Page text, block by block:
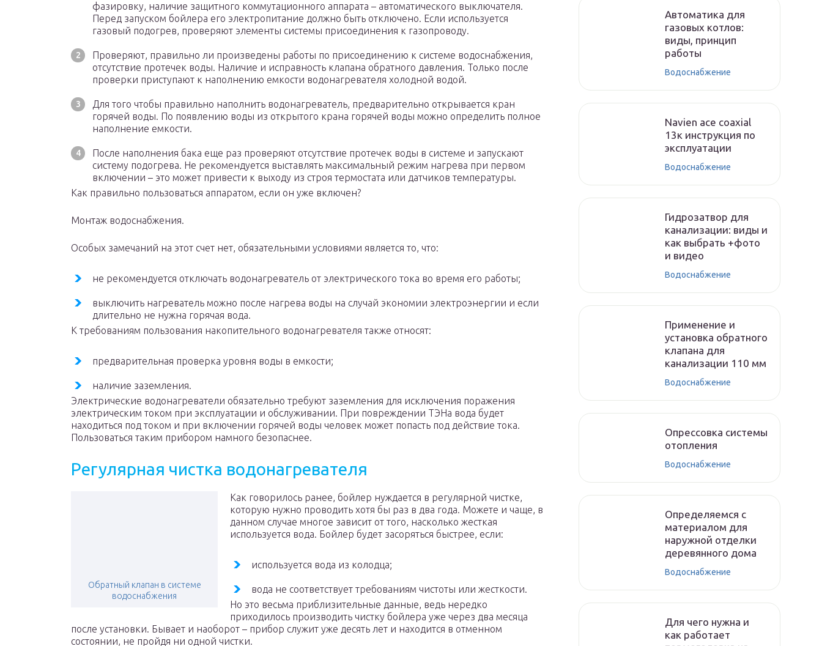
фазировку, наличие защитного коммутационного аппарата – автоматического выключателя.
Перед запуском бойлера его электропитание должно быть отключено. Если используется
газовый подогрев, проверяют элементы системы присоединения к газопроводу.
Проверяют, правильно ли произведены работы по присоединению к системе водоснабжения,
отсутствие протечек воды. Наличие и исправность клапана обратного давления. Только после
проверки приступают к наполнению емкости водонагревателя холодной водой.
Для того чтобы правильно наполнить водонагреватель, предварительно открывается кран
горячей воды. По появлению воды из открытого крана горячей воды можно определить полное
наполнение емкости.
После наполнения бака еще раз проверяют отсутствие протечек воды в системе и запускают
систему подогрева. Не рекомендуется выставлять максимальный режим нагрева при первом
включении – это может привести к выходу из строя термостата или датчиков температуры.
Как правильно пользоваться аппаратом, если он уже включен?
Монтаж водоснабжения.
Особых замечаний на этот счет нет, обязательными условиями является то, что:
не рекомендуется отключать водонагреватель от электрического тока во время его работы;
выключить нагреватель можно после нагрева воды на случай экономии электроэнергии и если
длительно не нужна горячая вода.
К требованиям пользования накопительного водонагревателя также относят:
предварительная проверка уровня воды в емкости;
наличие заземления.
Электрические водонагреватели обязательно требуют заземления для исключения поражения
электрическим током при эксплуатации и обслуживании. При повреждении ТЭНа вода будет
находиться под током и при включении горячей воды человек может попасть под действие тока.
Пользоваться таким прибором намного безопаснее.
Регулярная чистка водонагревателя
Обратный клапан в системе
водоснабжения
Как говорилось ранее, бойлер нуждается в регулярной чистке,
которую нужно проводить хотя бы раз в два года. Можете и чаще, в
данном случае многое зависит от того, насколько жесткая
используется вода. Бойлер будет засоряться быстрее, если:
используется вода из колодца;
вода не соответствует требованиям чистоты или жесткости.
Но это весьма приблизительные данные, ведь нередко
приходилось производить чистку бойлера уже через два месяца
после установки. Бывает и наоборот – прибор служит уже десять лет и находится в отменном
состоянии, не пройдя ни одной чистки.
Автоматика для
газовых котлов:
виды, принцип
работы
Водоснабжение
Navien ace coaxial
13к инструкция по
эксплуатации
Водоснабжение
Гидрозатвор для
канализации: виды и
как выбрать +фото
и видео
Водоснабжение
Применение и
установка обратного
клапана для
канализации 110 мм
Водоснабжение
Опрессовка системы
отопления
Водоснабжение
Определяемся с
материалом для
наружной отделки
деревянного дома
Водоснабжение
Для чего нужна и
как работает